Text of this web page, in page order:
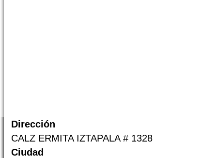
Dirección
CALZ ERMITA IZTAPALA # 1328
Ciudad